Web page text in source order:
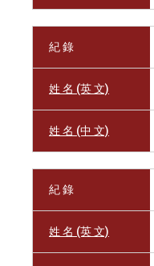
紀 錄
姓 名 (英 文)
姓 名 (中 文)
紀 錄
姓 名 (英 文)